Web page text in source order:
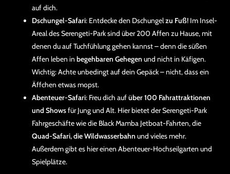
auf dich.
Dschungel-Safari: Entdecke den Dschungelzu Fuß! Im Insel-
Areal des Serengeti-Park sind über 200 Affen zu Hause, mit
denen du auf Tuchfühlung gehen kannst – denn die süßen
Affen leben in begehbaren Gehegen und nicht in Käfigen.
Wichtig: Achte unbedingt auf dein Gepäck – nicht, dass ein
Äffchen etwas mopst.
Abenteuer-Safari: Freu dich aufüber 100 Fahrattraktionen
und Showsfür Jung und Alt. Hier bietet der Serengeti-Park
Fahrgeschäfte wie die Black Mamba Jetboat-Fahrten, die
Quad-Safari, die Wildwasserbahn und vieles mehr.
Außerdem gibt es hier einen Abenteuer-Hochseilgarten und
Spielplätze.